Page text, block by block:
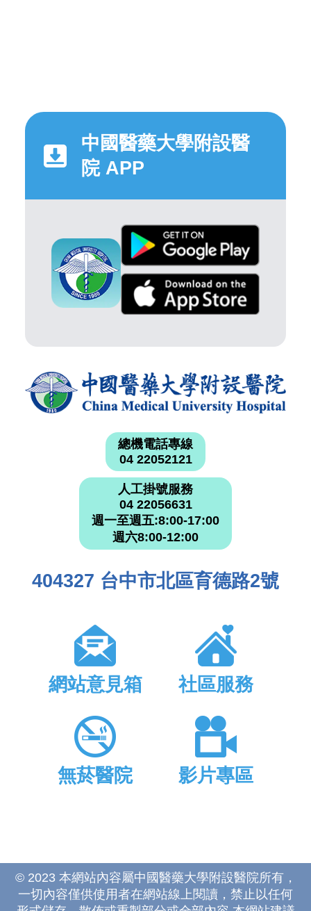
中國醫藥大學附設醫
院 APP
總機電話專線
04 22052121
人工掛號服務
04 22056631
週一至週五:8:00-17:00
週六8:00-12:00
404327 台中市北區育德路2號
網站意見箱 社區服務
無菸醫院 影片專區
© 2023 本網站內容屬中國醫藥大學附設醫院所有，
一切內容僅供使用者在網站線上閱讀，禁止以任何